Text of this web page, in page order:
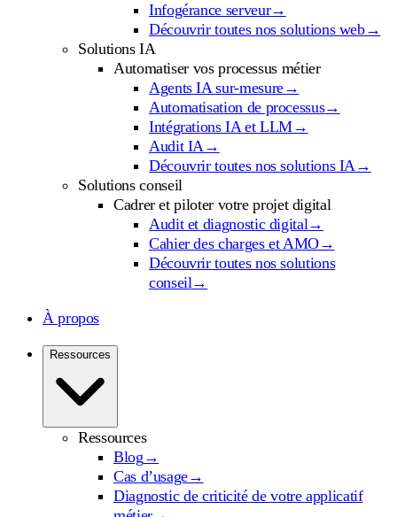
Infogérance serveur→
Découvrir toutes nos solutions web→
Solutions IA
Automatiser vos processus métier
Agents IA sur-mesure→
Automatisation de processus→
Intégrations IA et LLM→
Audit IA→
Découvrir toutes nos solutions IA→
Solutions conseil
Cadrer et piloter votre projet digital
Audit et diagnostic digital→
Cahier des charges et AMO→
Découvrir toutes nos solutions
conseil→
À propos
Ressources
Ressources
Blog →
Cas d’usage→
Diagnostic de criticité de votre applicatif